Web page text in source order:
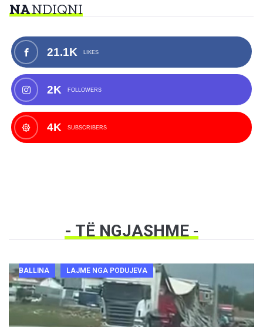
NANDIQNI
21.1K LIKES
2K FOLLOWERS
4K SUBSCRIBERS
- TË NGJASHME-
BALLINA LAJME NGA PODUJEVA